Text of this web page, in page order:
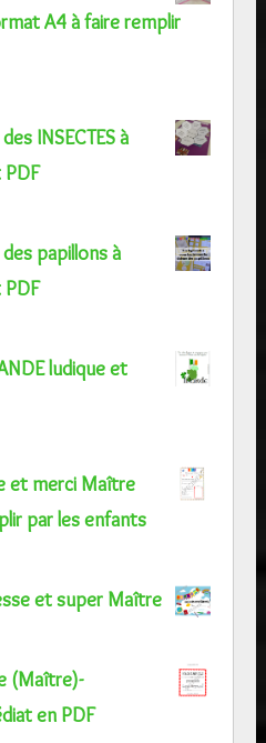
A4 à faire remplir
INSECTES à
papillons à
ludique et
et merci Maître
par les enfants
et super Maître
(Maître)-
en PDF